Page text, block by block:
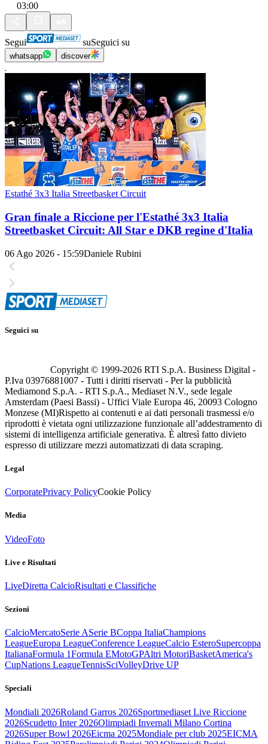
03:00
Segui suSeguici su
whatsapp discover
Estathé 3x3 Italia Streetbasket Circuit
Gran finale a Riccione per l'Estathé 3x3 Italia
Streetbasket Circuit: All Star e DKB regine d'Italia
06 Ago 2026 - 15:59Daniele Rubini
Seguici su
Copyright © 1999-2026 RTI S.p.A. Business Digital -
P.Iva 03976881007 - Tutti i diritti riservati - Per la pubblicità
Mediamond S.p.A. - RTI S.p.A., Mediaset N.V., sede legale
Amsterdam (Paesi Bassi) - Uffici Viale Europa 46, 20093 Cologno
Monzese (MI)Rispetto ai contenuti e ai dati personali trasmessi e/o
riprodotti è vietata ogni utilizzazione funzionale all’addestramento di
sistemi di intelligenza artificiale generativa. È altresì fatto divieto
espresso di utilizzare mezzi automatizzati di data scraping.
Legal
CorporatePrivacy PolicyCookie Policy
Media
VideoFoto
Live e Risultati
LiveDiretta CalcioRisultati e Classifiche
Sezioni
CalcioMercatoSerie ASerie BCoppa ItaliaChampions
LeagueEuropa LeagueConference LeagueCalcio EsteroSupercoppa
ItalianaFormula 1Formula EMotoGPAltri MotoriBasketAmerica's
CupNations LeagueTennisSciVolleyDrive UP
Speciali
Mondiali 2026Roland Garros 2026Sportmediaset Live Riccione
2026Scudetto Inter 2026Olimpiadi Invernali Milano Cortina
2026Super Bowl 2026Eicma 2025Mondiale per club 2025EICMA